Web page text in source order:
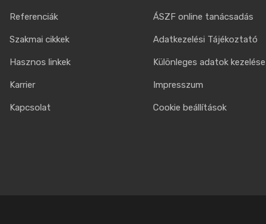
Referenciák
Szakmai cikkek
Hasznos linkek
Karrier
Kapcsolat
ÁSZF online tanácsadás
Adatkezelési Tájékoztató
Különleges adatok kezelése
Impresszum
Cookie beállítások